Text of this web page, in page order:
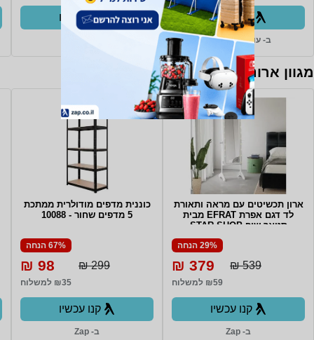
קנו עכשיו
ב- עולם החשמל+
קנו עכשיו
מגוון ארונות, שידות וכונניות
ארון תכשיטים עם מראה ותאורת
לד דגם אפרת EFRAT מבית
סטאר שופ STAR SHOP
29% הנחה
539 ₪
379 ₪
₪59 למשלוח
קנו עכשיו
ב- Zap
כוננית מדפים מודולרית ממתכת
5 מדפים שחור - 10088
67% הנחה
299 ₪
98 ₪
₪35 למשלוח
קנו עכשיו
ב- Zap